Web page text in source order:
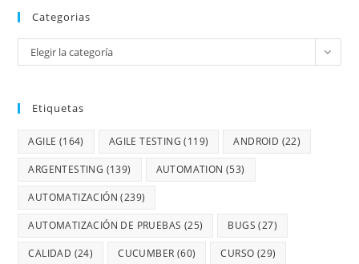
Categorias
Elegir la categoría
Etiquetas
AGILE (164) AGILE TESTING (119) ANDROID (22)
ARGENTESTING (139) AUTOMATION (53)
AUTOMATIZACIÓN (239)
AUTOMATIZACIÓN DE PRUEBAS (25) BUGS (27)
CALIDAD (24) CUCUMBER (60) CURSO (29)